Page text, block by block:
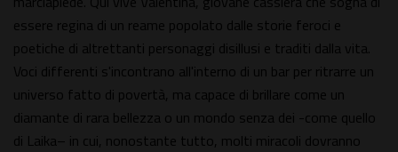
essere regina di un reame popolato dalle storie feroci e
poetiche di altrettanti personaggi disillusi e traditi dalla vita.
Voci differenti s'incontrano all'interno di un bar per ritrarre un
universo fatto di povertà, ma capace di brillare come un
diamante di rara bellezza o un mondo senza dei -come quello
di Laika– in cui, nonostante tutto, molti miracoli dovranno